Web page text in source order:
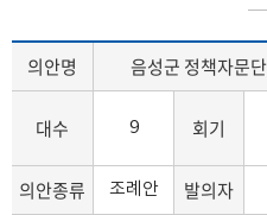
의안명 음성군 정책자문
대수 9 회기
의안종류 조례안 발의자